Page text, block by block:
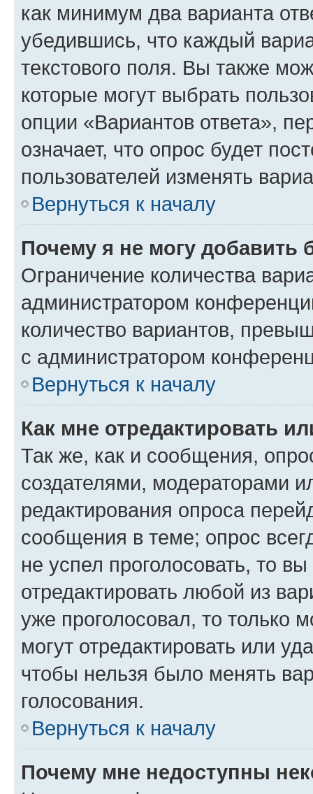
как минимум два варианта
убедившись, что каждый
текстового поля. Вы также
которые могут выбрать
опции «Вариантов ответа»,
означает, что опрос будет
пользователей изменять
Вернуться к началу
Почему я не могу добавить
Ограничение количества
администратором
количество вариантов,
с администратором
Вернуться к началу
Как мне отредактировать
Так же, как и сообщения,
создателями, модераторами
редактирования опроса
сообщения в теме; опрос
не успел проголосовать, то
отредактировать любой из
уже проголосовал, то только
могут отредактировать или
чтобы нельзя было менять
голосования.
Вернуться к началу
Почему мне недоступны